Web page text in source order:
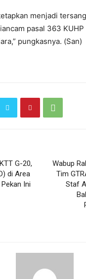
menjadi
pasal 363
pungkasnya. (San)
G-20,
di Area
Ini
Wabup
Tim
Staf